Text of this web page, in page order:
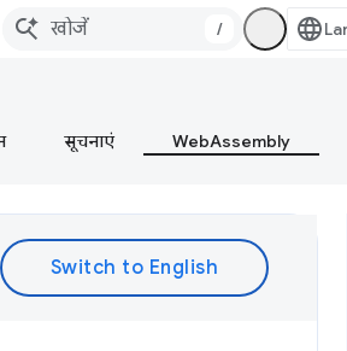
/
सूचनाएं WebAssembly